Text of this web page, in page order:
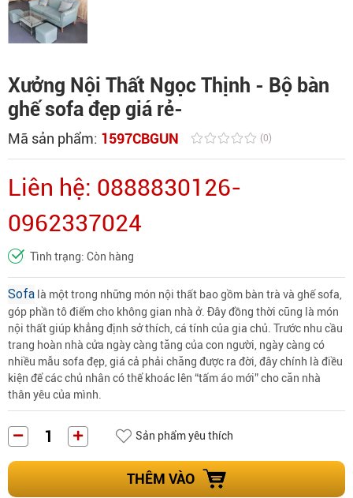
Xưởng Nội Thất Ngọc Thịnh - Bộ bàn
ghế sofa đẹp giá rẻ-
Mã sản phẩm: 1597CBGUN (0)
Liên hệ: 0888830126-
0962337024
Tình trạng: Còn hàng
Sofa là một trong những món nội thất bao gồm bàn trà và ghế sofa,
góp phần tô điểm cho không gian nhà ở. Đây đồng thời cũng là món
nội thất giúp khẳng định sở thích, cá tính của gia chủ. Trước nhu cầu
trang hoàn nhà cửa ngày càng tăng của con người, ngày càng có
nhiều mẫu sofa đẹp, giá cả phải chăng được ra đời, đây chính là điều
kiện để các chủ nhân có thể khoác lên “tấm áo mới” cho căn nhà
thân yêu của mình.
Sản phẩm yêu thích
THÊM VÀO